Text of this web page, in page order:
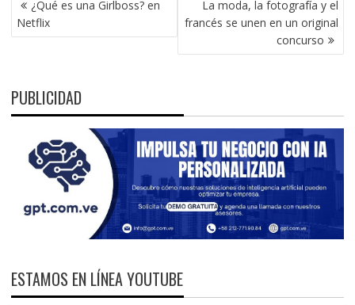
DE
ENTRADAS
¿Qué es una Girlboss? en
Netflix
La moda, la fotografía y el
francés se unen en un original
concurso
PUBLICIDAD
ESTAMOS EN LÍNEA YOUTUBE